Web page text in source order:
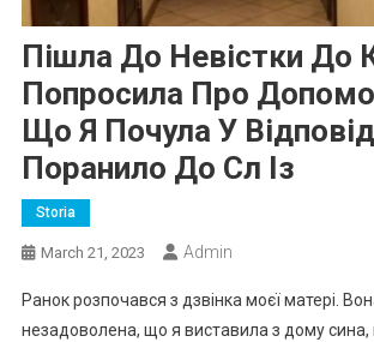
Пішла До Невістки До
Попросила Про
Що Я Почула У
Поранило До Сл Із
Storia
March 21, 2023 Admin
Ранок розпочався з дзвінка моєї матері.
незадоволена, що я виставила з дому сина,